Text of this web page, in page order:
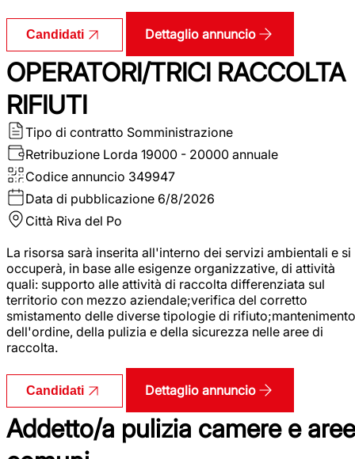
Candidati Dettaglio annuncio
OPERATORI/TRICI RACCOLTA
RIFIUTI
Tipo di contratto Somministrazione
Retribuzione Lorda 19000 - 20000 annuale
Codice annuncio 349947
Data di pubblicazione 6/8/2026
Città Riva del Po
La risorsa sarà inserita all'interno dei servizi ambientali e si
occuperà, in base alle esigenze organizzative, di attività
quali: supporto alle attività di raccolta differenziata sul
territorio con mezzo aziendale;verifica del corretto
smistamento delle diverse tipologie di rifiuto;mantenimento
dell'ordine, della pulizia e della sicurezza nelle aree di
raccolta.
Candidati Dettaglio annuncio
Addetto/a pulizia camere e aree